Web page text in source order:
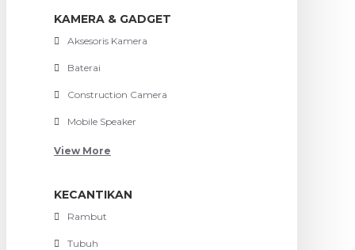
KAMERA & GADGET
Aksesoris Kamera
Baterai
Construction Camera
Mobile Speaker
View More
KECANTIKAN
Rambut
Tubuh